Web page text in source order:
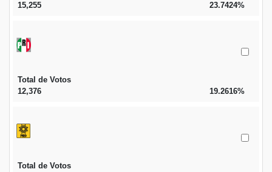
15,255
23.7424%
Total de Votos
12,376
19.2616%
Total de Votos